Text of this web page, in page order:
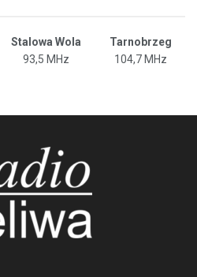
Stalowa Wola
Tarnobrzeg
93,5 MHz 104,7 MHz